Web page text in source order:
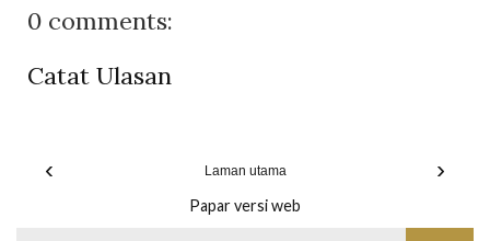
0 comments:
Catat Ulasan
‹ ›
Laman utama
Papar versi web